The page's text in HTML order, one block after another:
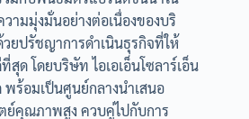
ามมุ่งมั่นอย่างต่อเนื่องของบริ
ยปรัชญาการดำเนินธุรกิจที่ให้
ด โดยบริษัท ไอเอเอ็นโซลาร์เอ็น
พร้อมเป็นศูนย์กลางนำเสนอ
คุณภาพสูง ควบคู่ไปกับการ